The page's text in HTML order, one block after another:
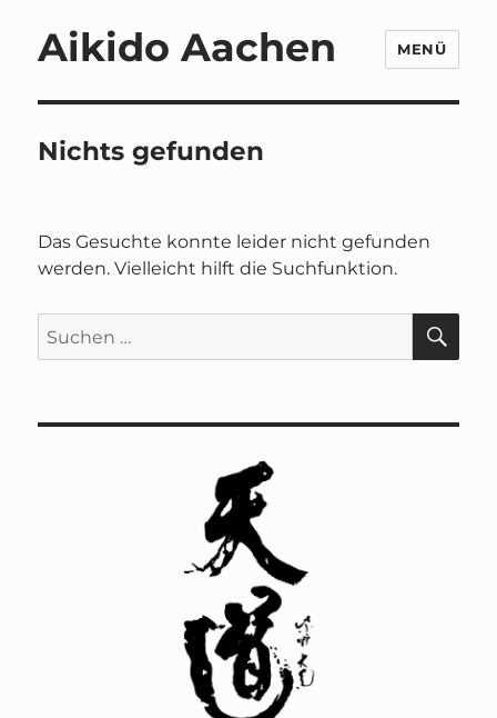
Aikido Aachen MENÜ
Nichts gefunden
Das Gesuchte konnte leider nicht gefunden
werden. Vielleicht hilft die Suchfunktion.
Suchen
nach: